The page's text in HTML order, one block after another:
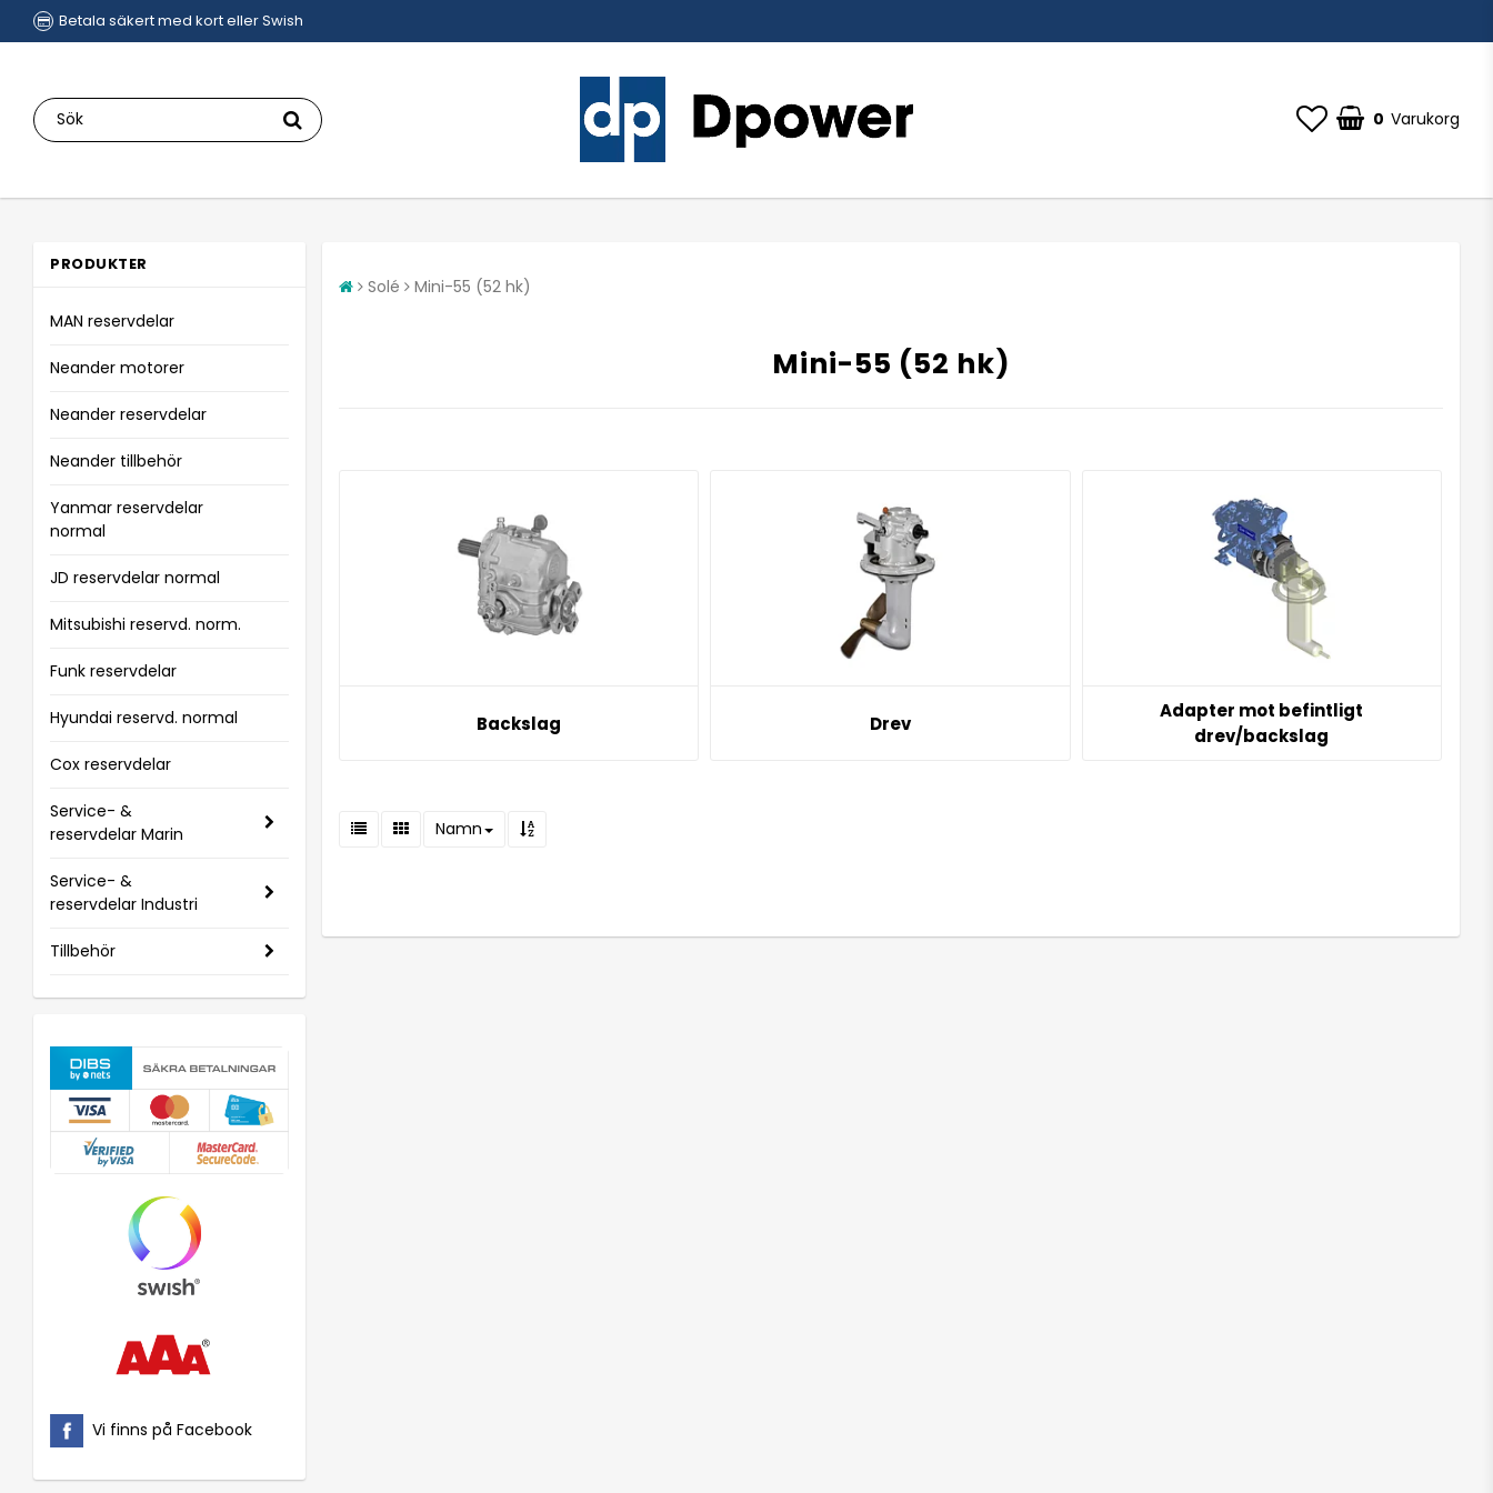
Betala säkert med kort eller Swish
0 Varukorg
PRODUKTER
MAN reservdelar
Neander motorer
Neander reservdelar
Neander tillbehör
Yanmar reservdelar
normal
JD reservdelar normal
Mitsubishi reservd. norm.
Funk reservdelar
Hyundai reservd. normal
Cox reservdelar
Service- &
reservdelar Marin
Service- &
reservdelar Industri
Tillbehör
Vi finns på Facebook
Solé Mini-55 (52 hk)
Mini-55 (52 hk)
Backslag Drev
Adapter mot befintligt
drev/backslag
Namn